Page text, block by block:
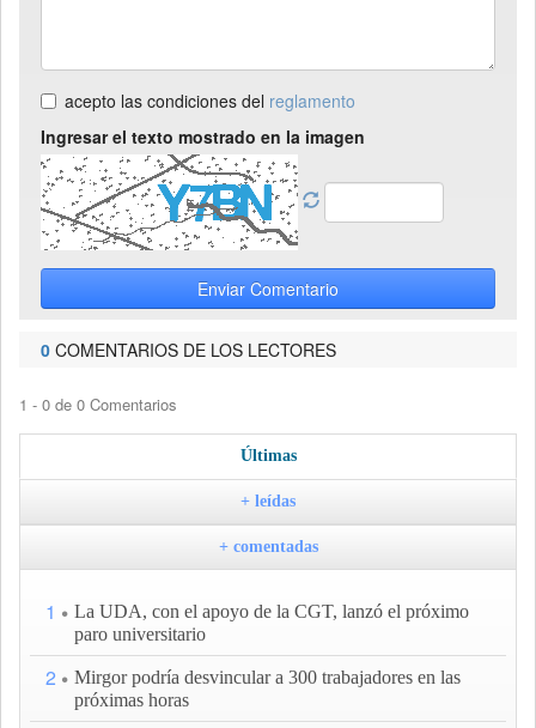
acepto las condiciones del reglamento
Ingresar el texto mostrado en la imagen
Enviar Comentario
0 COMENTARIOS DE LOS LECTORES
1 - 0 de 0 Comentarios
Últimas
+ leídas
+ comentadas
1
La UDA, con el apoyo de la CGT, lanzó el próximo
paro universitario
2
Mirgor podría desvincular a 300 trabajadores en las
próximas horas